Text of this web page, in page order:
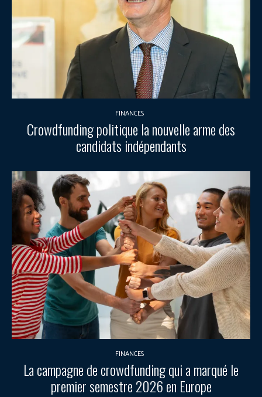
FINANCES
Crowdfunding politique la nouvelle arme des
candidats indépendants
FINANCES
La campagne de crowdfunding qui a marqué le
premier semestre 2026 en Europe